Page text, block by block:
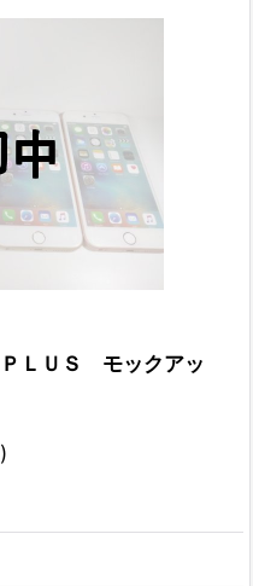
ＬＵＳ モックアッ